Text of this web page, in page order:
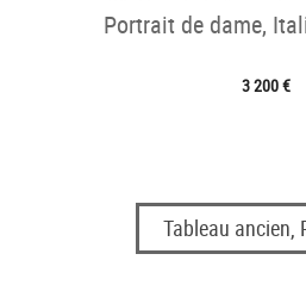
Portrait de dame,
3 200 €
Tableau ancien,